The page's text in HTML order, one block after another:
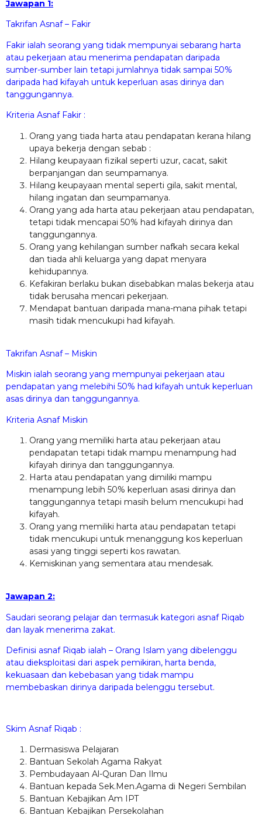
Jawapan 1:
Takrifan Asnaf – Fakir
Fakir ialah seorang yang tidak mempunyai sebarang harta
atau pekerjaan atau menerima pendapatan daripada
sumber-sumber lain tetapi jumlahnya tidak sampai 50%
daripada had kifayah untuk keperluan asas dirinya dan
tanggungannya.
Kriteria Asnaf Fakir :
Orang yang tiada harta atau pendapatan kerana hilang
upaya bekerja dengan sebab :
Hilang keupayaan fizikal seperti uzur, cacat, sakit
berpanjangan dan seumpamanya.
Hilang keupayaan mental seperti gila, sakit mental,
hilang ingatan dan seumpamanya.
Orang yang ada harta atau pekerjaan atau pendapatan,
tetapi tidak mencapai 50% had kifayah dirinya dan
tanggungannya.
Orang yang kehilangan sumber nafkah secara kekal
dan tiada ahli keluarga yang dapat menyara
kehidupannya.
Kefakiran berlaku bukan disebabkan malas bekerja atau
tidak berusaha mencari pekerjaan.
Mendapat bantuan daripada mana-mana pihak tetapi
masih tidak mencukupi had kifayah.
Takrifan Asnaf – Miskin
Miskin ialah seorang yang mempunyai pekerjaan atau
pendapatan yang melebihi 50% had kifayah untuk keperluan
asas dirinya dan tanggungannya.
Kriteria Asnaf Miskin
Orang yang memiliki harta atau pekerjaan atau
pendapatan tetapi tidak mampu menampung had
kifayah dirinya dan tanggungannya.
Harta atau pendapatan yang dimiliki mampu
menampung lebih 50% keperluan asasi dirinya dan
tanggungannya tetapi masih belum mencukupi had
kifayah.
Orang yang memiliki harta atau pendapatan tetapi
tidak mencukupi untuk menanggung kos keperluan
asasi yang tinggi seperti kos rawatan.
Kemiskinan yang sementara atau mendesak.
Jawapan 2:
Saudari seorang pelajar dan termasuk kategori asnaf Riqab
dan layak menerima zakat.
Definisi asnaf Riqab ialah – Orang Islam yang dibelenggu
atau dieksploitasi dari aspek pemikiran, harta benda,
kekuasaan dan kebebasan yang tidak mampu
membebaskan dirinya daripada belenggu tersebut.
Skim Asnaf Riqab :
Dermasiswa Pelajaran
Bantuan Sekolah Agama Rakyat
Pembudayaan Al-Quran Dan Ilmu
Bantuan kepada Sek.Men.Agama di Negeri Sembilan
Bantuan Kebajikan Am IPT
Bantuan Kebajikan Persekolahan